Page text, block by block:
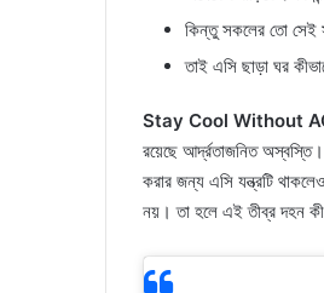
কিন্তু সকলের তো সেই
তাই এসি ছাড়া ঘর
Stay Cool Without
রয়েছে আর্দ্রতাজনিত অস্বস্তি।
করার জন্য এসি যন্ত্রটি
নয়। তা হলে এই তীব্র দহন কী